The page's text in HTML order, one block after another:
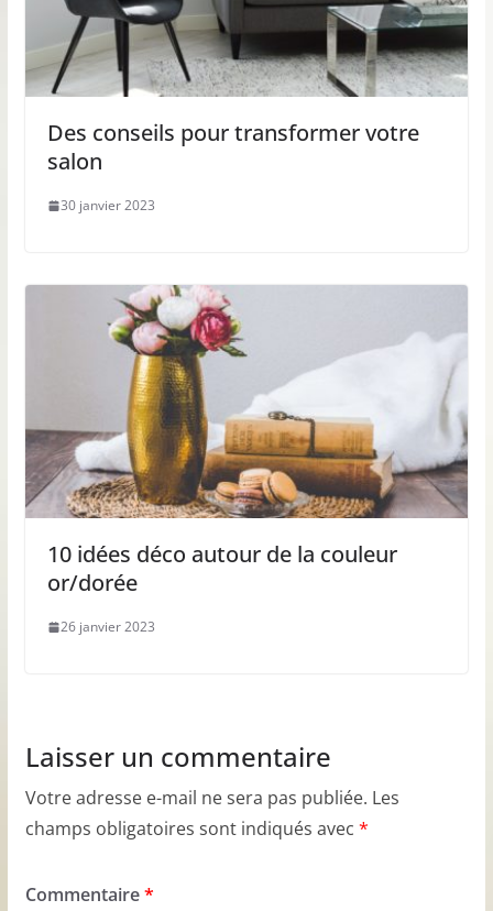
Des conseils pour transformer votre
salon
30 janvier 2023
10 idées déco autour de la couleur
or/dorée
26 janvier 2023
Laisser un commentaire
Votre adresse e-mail ne sera pas publiée. Les
champs obligatoires sont indiqués avec *
Commentaire*